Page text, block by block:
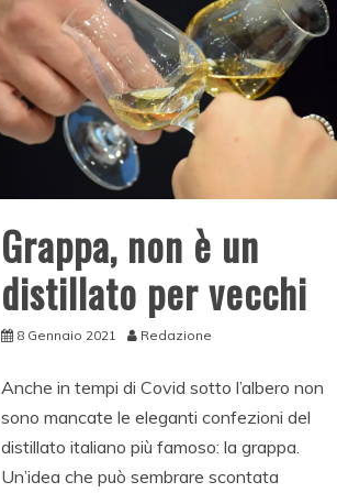
Grappa, non è un
distillato per vecchi
8 Gennaio 2021 Redazione
Anche in tempi di Covid sotto l’albero non
sono mancate le eleganti confezioni del
distillato italiano più famoso: la grappa.
Un’idea che può sembrare scontata